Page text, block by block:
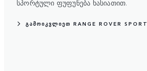
სპორტული ფუფუნება ხასიათით.
ᲒᲐᲛᲝᲘᲙᲕᲚᲘᲔᲗ RANGE ROVER SPORT